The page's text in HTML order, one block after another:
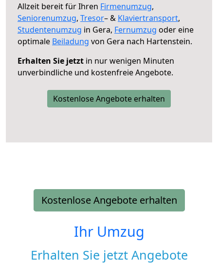
Allzeit bereit für Ihren Firmenumzug,
Seniorenumzug, Tresor– & Klaviertransport,
Studentenumzug in Gera, Fernumzug oder eine
optimale Beiladung von Gera nach Hartenstein.
Erhalten Sie jetzt in nur wenigen Minuten
unverbindliche und kostenfreie Angebote.
Kostenlose Angebote erhalten
Kostenlose Angebote erhalten
Ihr Umzug
Erhalten Sie jetzt Angebote